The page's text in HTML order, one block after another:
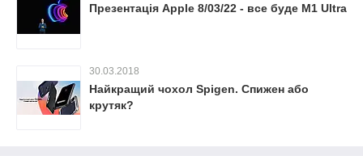
Презентація Apple 8/03/22 - все буде M1 Ultra
30.03.2018
Найкращий чохол Spigen. Спижен або
крутяк?